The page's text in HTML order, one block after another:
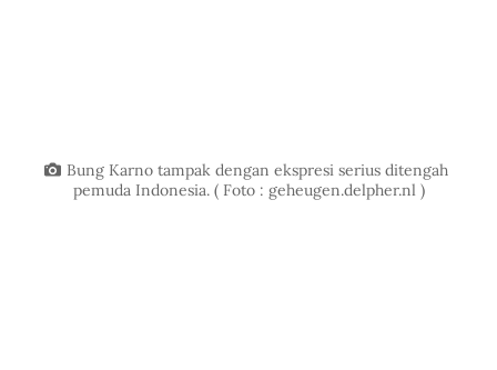
Bung Karno tampak dengan ekspresi serius ditengah
pemuda Indonesia. ( Foto : geheugen.delpher.nl )